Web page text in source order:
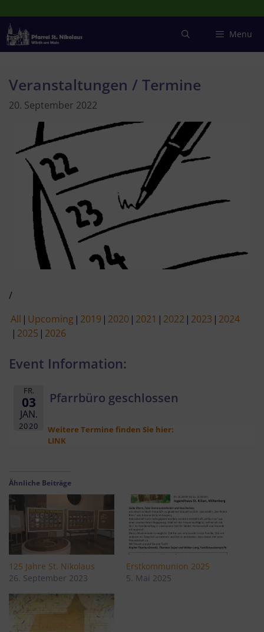
Inhalt
springen
Menu
Veranstaltungen / Termine
20. September 2022
/
All Upcoming 2019 2020 2021 2022 2023 2024
2025 2026
Event Information:
FR.
03
JAN.
2020
Pfarrbüro geschlossen
Weitere Termine finden Sie hier:
LINK
Ähnliche Beiträge
125 Jahre St. Nikolaus
26. September 2023
Erstkommunion 2025
5. Mai 2025